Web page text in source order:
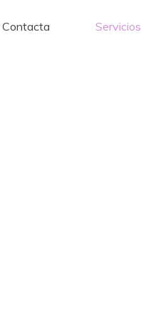
Contacta Servicios